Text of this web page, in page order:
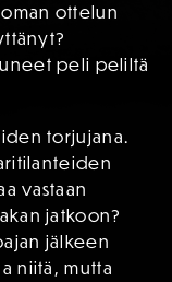
ottelun
peli peliltä
torjujana.
vastaan
jatkoon?
jälkeen
niitä, mutta